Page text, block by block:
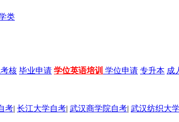
类
核 毕业申请 学位英语培训 学位申请 专升本 成
考| 长江大学自考| 武汉商学院自考| 武汉纺织大